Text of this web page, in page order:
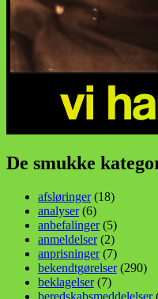
De smukke
afsløringer(18)
analyser(6)
anbefalinger(5)
anmeldelser(2)
anprisninger(7)
bekendtgørelser(290)
beklagelser(7)